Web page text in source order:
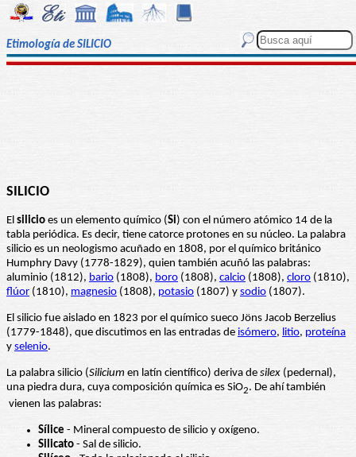
Etimología de SILICIO
SILICIO
El silicio es un elemento químico (Si) con el número atómico 14 de la
tabla periódica. Es decir, tiene catorce protones en su núcleo. La palabra
silicio es un neologismo acuñado en 1808, por el químico británico
Humphry Davy (1778-1829), quien también acuñó las palabras:
aluminio (1812), bario (1808), boro (1808), calcio (1808), cloro (1810),
flúor (1810), magnesio (1808), potasio (1807) y sodio (1807).
El silicio fue aislado en 1823 por el químico sueco Jöns Jacob Berzelius
(1779-1848), que discutimos en las entradas de isómero, litio, proteína
y selenio.
La palabra silicio (Silicium en latín científico) deriva de silex (pedernal),
una piedra dura, cuya composición química es SiO2. De ahí también
vienen las palabras:
Sílice - Mineral compuesto de silicio y oxígeno.
Silicato - Sal de silicio.